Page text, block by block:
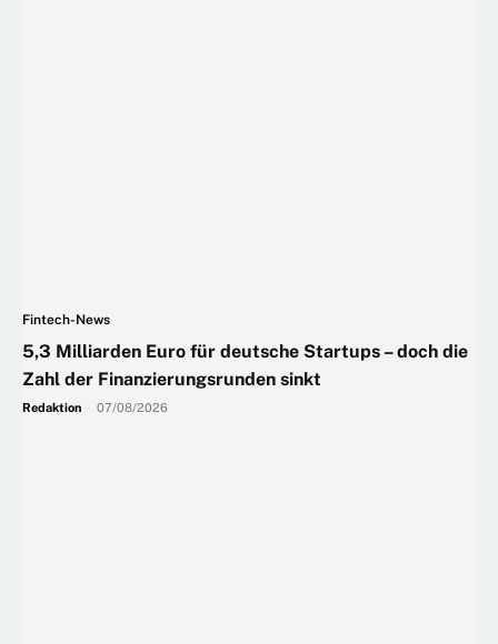
Fintech-News
5,3 Milliarden Euro für deutsche Startups – doch die
Zahl der Finanzierungsrunden sinkt
Redaktion 07/08/2026